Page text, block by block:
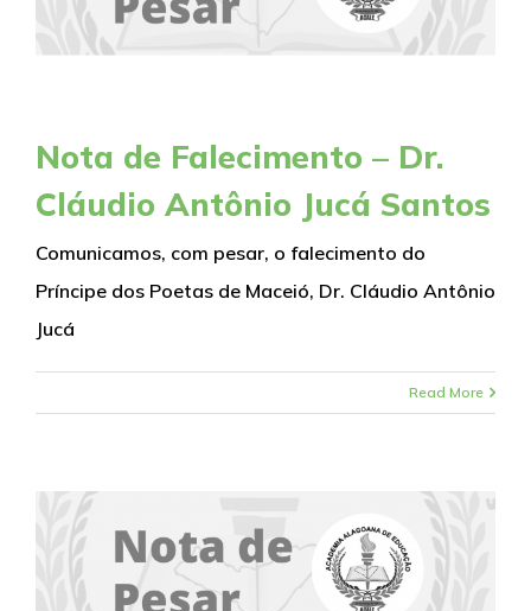
Nota de Falecimento – Dr.
Cláudio Antônio Jucá Santos
Comunicamos, com pesar, o falecimento do
Príncipe dos Poetas de Maceió, Dr. Cláudio Antônio
Jucá
Read More